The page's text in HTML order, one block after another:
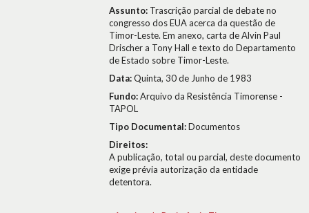
Assunto: Trascrição parcial de debate no
congresso dos EUA acerca da questão de
Timor-Leste. Em anexo, carta de Alvin Paul
Drischer a Tony Hall e texto do Departamento
de Estado sobre Timor-Leste.
Data:Quinta, 30 de Junho de 1983
Fundo:Arquivo da Resistência Timorense -
TAPOL
Tipo Documental:Documentos
Direitos:
A publicação, total ou parcial, deste documento
exige prévia autorização da entidade
detentora.